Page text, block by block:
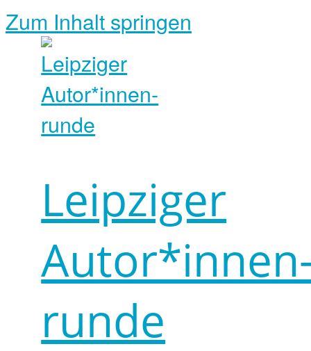
Zum Inhalt springen
Leipziger
runde